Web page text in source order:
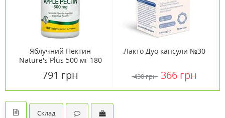
Яблучний Пектин
Nature's Plus 500 мг 180
791 грн
Лакто Дуо капсули №30
430 грн 366 грн
Склад